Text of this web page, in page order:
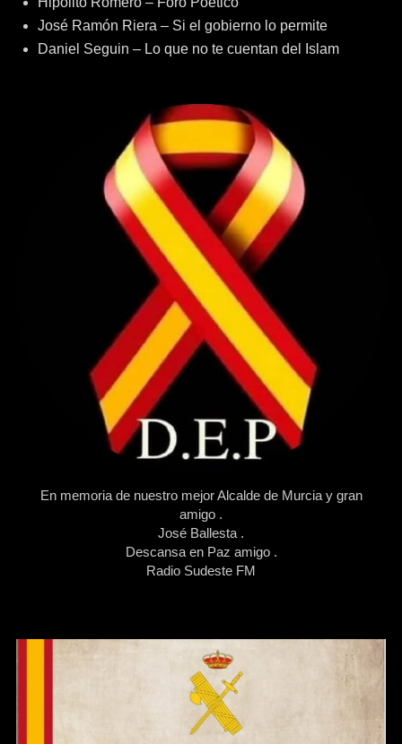
José Ramón Riera – Si el gobierno lo permite
Daniel Seguin – Lo que no te cuentan del Islam
En memoria de nuestro mejor Alcalde de Murcia y gran
amigo .
José Ballesta .
Descansa en Paz amigo .
Radio Sudeste FM